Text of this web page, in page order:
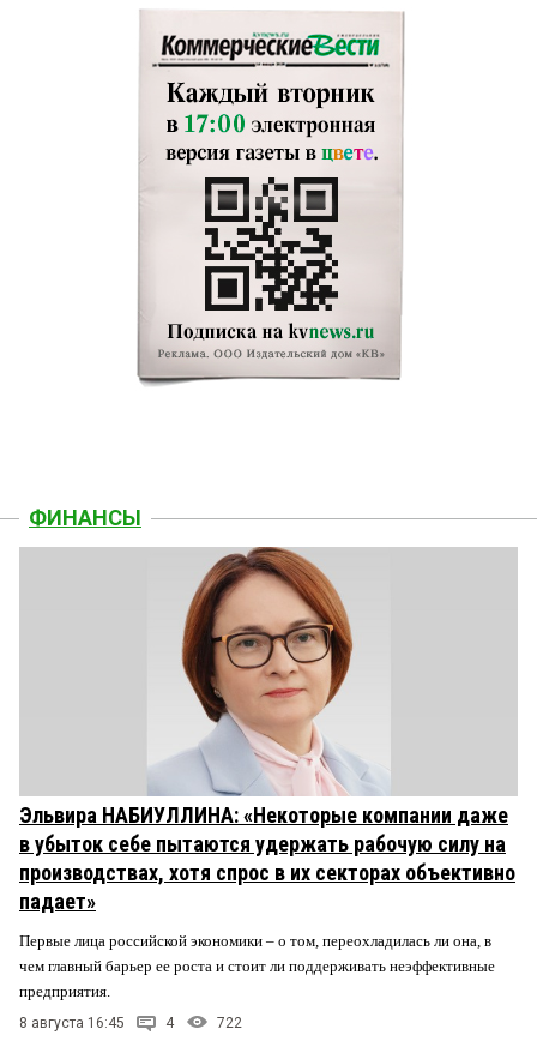
ФИНАНСЫ
Эльвира НАБИУЛЛИНА: «Некоторые компании даже
в убыток себе пытаются удержать рабочую силу на
производствах, хотя спрос в их секторах объективно
падает»
Первые лица российской экономики – о том, переохладилась ли она, в
чем главный барьер ее роста и стоит ли поддерживать неэффективные
предприятия.
8 августа 16:45 4 722